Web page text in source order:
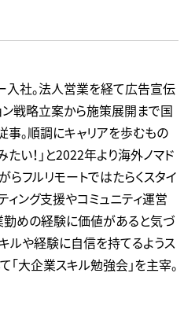
には
社。法人営業を経て広告宣伝
ン戦略立案から施策展開まで国
。順調にキャリアを歩むもの
い！」と2022年より海外ノマド
らフルリモートではたらくスタイ
ィング支援やコミュニティ運営
勤めの経験に価値があると気づ
ルや経験に自信を持てるようス
大企業スキル勉強会」を主宰。